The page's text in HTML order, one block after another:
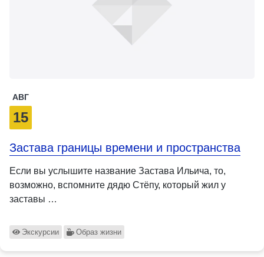
АВГ
15
Застава границы времени и пространства
Если вы услышите название Застава Ильича, то,
возможно, вспомните дядю Стёпу, который жил у
заставы …
Экскурсии Образ жизни